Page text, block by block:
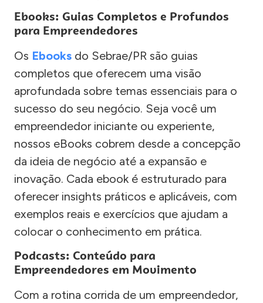
Ebooks: Guias Completos e Profundos
para Empreendedores
Os Ebooks do Sebrae/PR são guias
completos que oferecem uma visão
aprofundada sobre temas essenciais para o
sucesso do seu negócio. Seja você um
empreendedor iniciante ou experiente,
nossos eBooks cobrem desde a concepção
da ideia de negócio até a expansão e
inovação. Cada ebook é estruturado para
oferecer insights práticos e aplicáveis, com
exemplos reais e exercícios que ajudam a
colocar o conhecimento em prática.
Podcasts: Conteúdo para
Empreendedores em Movimento
Com a rotina corrida de um empreendedor,